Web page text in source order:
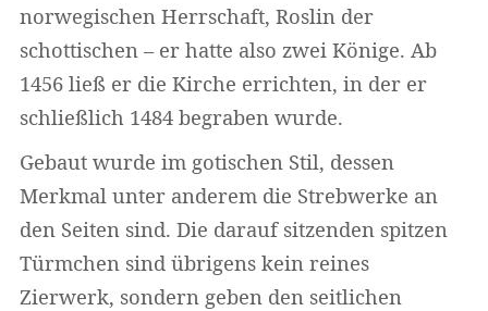
norwegischen Herrschaft, Roslin der
schottischen – er hatte also zwei Könige. Ab
1456 ließ er die Kirche errichten, in der er
schließlich 1484 begraben wurde.
Gebaut wurde im gotischen Stil, dessen
Merkmal unter anderem die Strebwerke an
den Seiten sind. Die darauf sitzenden spitzen
Türmchen sind übrigens kein reines
Zierwerk, sondern geben den seitlichen